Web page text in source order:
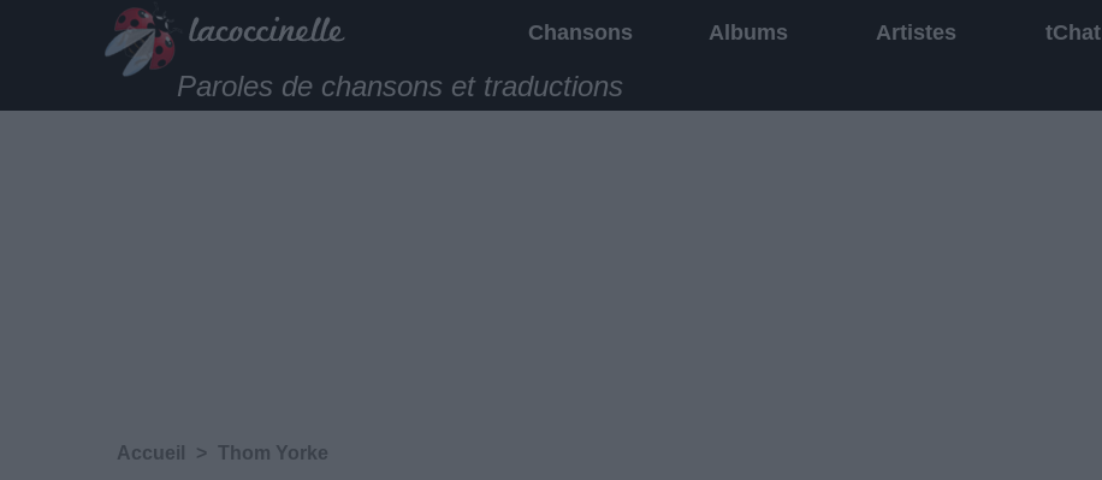
Chansons Albums Artistes tChat
Paroles de chansons et traductions
Accueil > Thom Yorke